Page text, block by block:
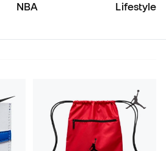
NBA Lifestyle